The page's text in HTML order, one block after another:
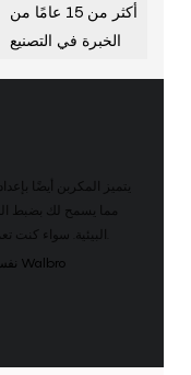
أكثر من 15 عامًا من
الخبرة في التصنيع
مما يسمح لك بضبط
1 نفس غشاء المضخة والحشية الموجودة في مضخة Walbro